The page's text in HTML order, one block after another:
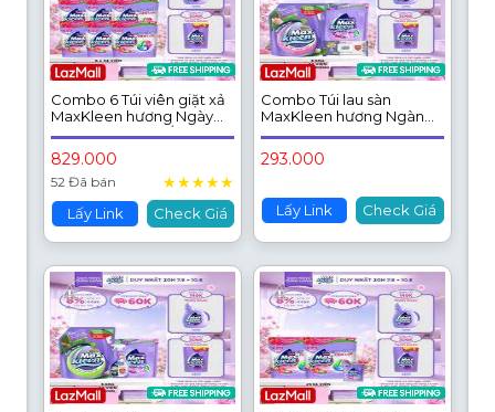
Combo 6 Túi viên giặt xả
MaxKleen hương Ngày
Thư Thái (34 viên/ túi)
829.000
52 Đã bán ★★★★★
Lấy Link Check Giá
Combo Túi lau sàn
MaxKleen hương Ngàn
hoa ngọt ngào 3.6 kg +
Túi viên hương Huyền
Diệu 34 viên + Khăn ướt
293.000
Lấy Link Check Giá